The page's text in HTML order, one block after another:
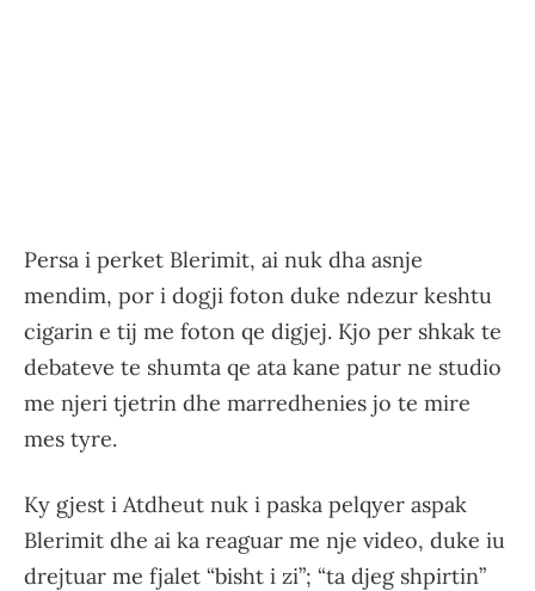
Persa i perket Blerimit, ai nuk dha asnje
mendim, por i dogji foton duke ndezur keshtu
cigarin e tij me foton qe digjej. Kjo per shkak te
debateve te shumta qe ata kane patur ne studio
me njeri tjetrin dhe marredhenies jo te mire
mes tyre.
Ky gjest i Atdheut nuk i paska pelqyer aspak
Blerimit dhe ai ka reaguar me nje video, duke iu
drejtuar me fjalet “bisht i zi”; “ta djeg shpirtin”